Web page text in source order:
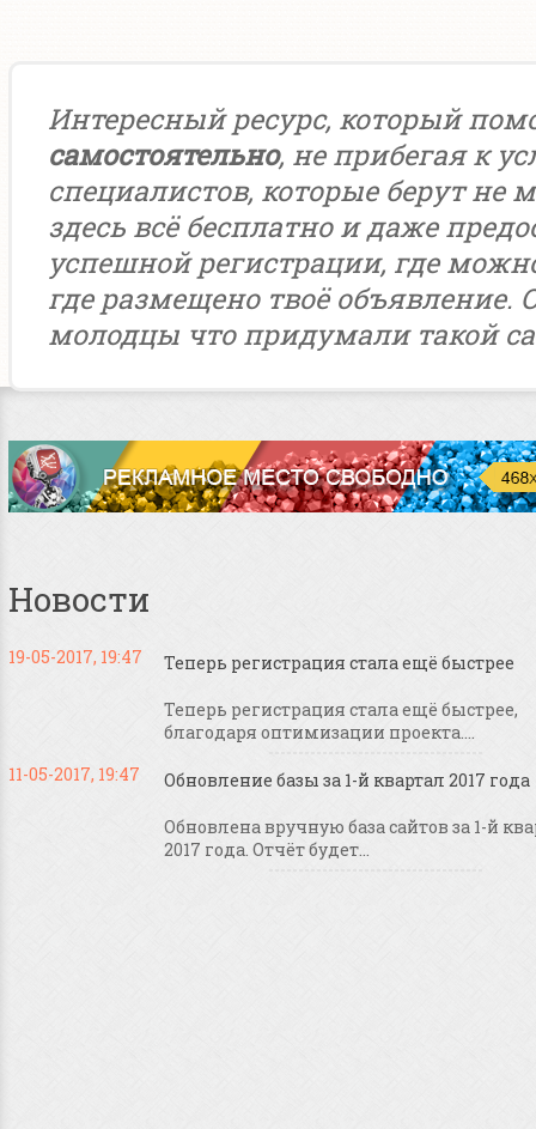
Интересный ресурс, который
самостоятельно, не прибегая к
специалистов, которые берут не
здесь всё бесплатно и даже
успешной регистрации, где
где размещено твоё объявление.
молодцы что придумали такой
Новости
19-05-2017, 19:47 Теперь регистрация стала ещё быстрее
Теперь регистрация стала ещё быстрее,
благодаря оптимизации проекта....
11-05-2017, 19:47
Обновление базы за 1-й квартал 2017 года
Обновлена вручную база сайтов за 1-й
2017 года. Отчёт будет...